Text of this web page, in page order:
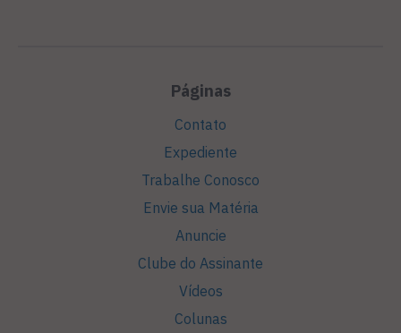
Páginas
Contato
Expediente
Trabalhe Conosco
Envie sua Matéria
Anuncie
Clube do Assinante
Vídeos
Colunas